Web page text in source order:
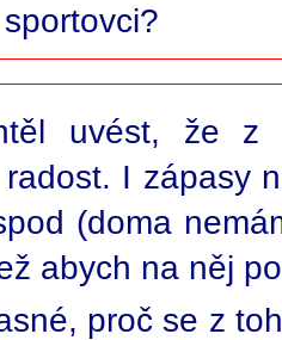
uvést, že z
I zápasy
(doma
abych na něj
proč se z